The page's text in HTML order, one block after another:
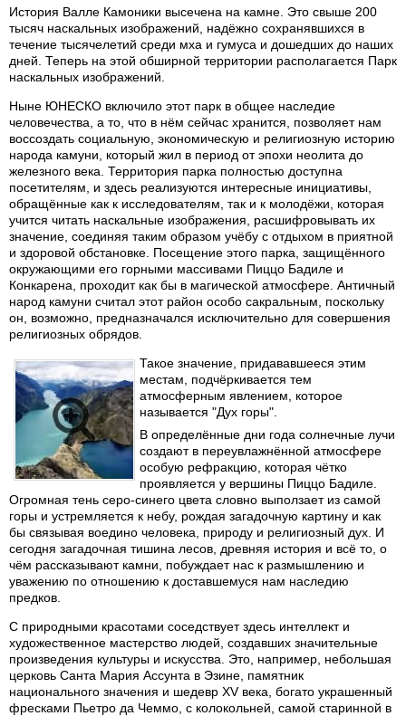
История Валле Камоники высечена на камне. Это свыше 200
тысяч наскальных изображений, надёжно сохранявшихся в
течение тысячелетий среди мха и гумуса и дошедших до наших
дней. Теперь на этой обширной территории располагается Парк
наскальных изображений.
Ныне ЮНЕСКО включило этот парк в общее наследие
человечества, а то, что в нём сейчас хранится, позволяет нам
воссоздать социальную, экономическую и религиозную историю
народа камуни, который жил в период от эпохи неолита до
железного века. Территория парка полностью доступна
посетителям, и здесь реализуются интересные инициативы,
обращённые как к исследователям, так и к молодёжи, которая
учится читать наскальные изображения, расшифровывать их
значение, соединяя таким образом учёбу с отдыхом в приятной
и здоровой обстановке. Посещение этого парка, защищённого
окружающими его горными массивами Пиццо Бадиле и
Конкарена, проходит как бы в магической атмосфере. Античный
народ камуни считал этот район особо сакральным, поскольку
он, возможно, предназначался исключительно для совершения
религиозных обрядов.
Такое значение, придававшееся этим
местам, подчёркивается тем
атмосферным явлением, которое
называется "Дух горы".
В определённые дни года солнечные лучи
создают в переувлажнённой атмосфере
особую рефракцию, которая чётко
проявляется у вершины Пиццо Бадиле.
Огромная тень серо-синего цвета словно выползает из самой
горы и устремляется к небу, рождая загадочную картину и как
бы связывая воедино человека, природу и религиозный дух. И
сегодня загадочная тишина лесов, древняя история и всё то, о
чём рассказывают камни, побуждает нас к размышлению и
уважению по отношению к доставшемуся нам наследию
предков.
С природными красотами соседствует здесь интеллект и
художественное мастерство людей, создавших значительные
произведения культуры и искусства. Это, например, небольшая
церковь Санта Мария Ассунта в Эзине, памятник
национального значения и шедевр XV века, богато украшенный
фресками Пьетро да Чеммо, с колокольней, самой старинной в